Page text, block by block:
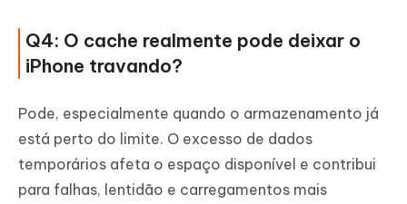
Q4: O cache realmente pode deixar o
iPhone travando?
Pode, especialmente quando o armazenamento já
está perto do limite. O excesso de dados
temporários afeta o espaço disponível e contribui
para falhas, lentidão e carregamentos mais